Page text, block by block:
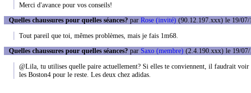
Merci d'avance pour vos conseils!
Quelles chaussures pour quelles séances? par Rose (invité) (90.12.197.xxx) le 19/07/
Tout pareil que toi, mêmes problèmes, mais je fais 1m68.
Quelles chaussures pour quelles séances? par Saxo (membre) (2.4.190.xxx) le 19/07/
@Lila, tu utilises quelle paire actuellement? Si elles te conviennent, il faudrait
les Boston4 pour le reste. Les deux chez adidas.